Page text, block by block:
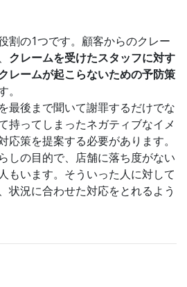
割の1つです。顧客からのクレー
クレームを受けたスタッフに対す
レームが起こらないための予防策
最後まで聞いて謝罪するだけでな
持ってしまったネガティブなイメ
応策を提案する必要があります。
しの目的で、店舗に落ち度がない
もいます。そういった人に対して
状況に合わせた対応をとれるよう